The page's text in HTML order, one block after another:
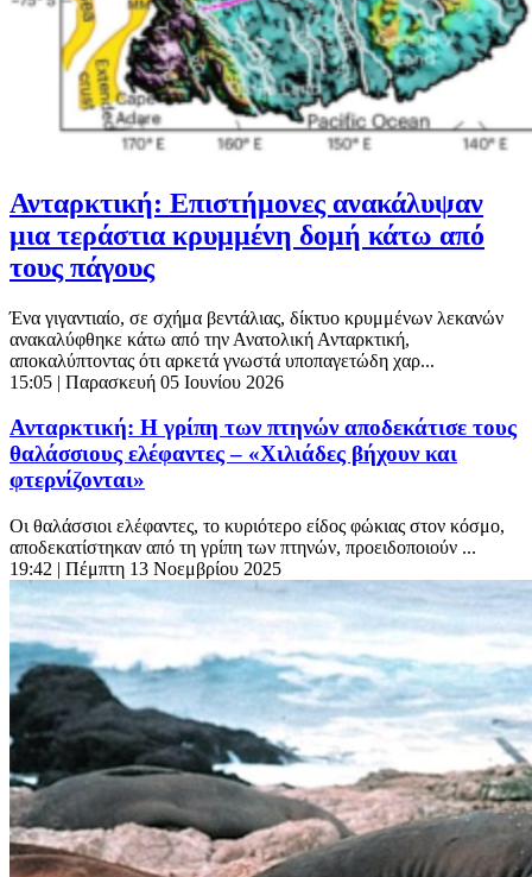
Ανταρκτική: Επιστήμονες ανακάλυψαν
μια τεράστια κρυμμένη δομή κάτω από
τους πάγους
Ένα γιγαντιαίο, σε σχήμα βεντάλιας, δίκτυο κρυμμένων λεκανών
ανακαλύφθηκε κάτω από την Ανατολική Ανταρκτική,
αποκαλύπτοντας ότι αρκετά γνωστά υποπαγετώδη χαρ...
15:05 | Παρασκευή 05 Ιουνίου 2026
Ανταρκτική: Η γρίπη των πτηνών αποδεκάτισε τους
θαλάσσιους ελέφαντες – «Χιλιάδες βήχουν και
φτερνίζονται»
Οι θαλάσσιοι ελέφαντες, το κυριότερο είδος φώκιας στον κόσμο,
αποδεκατίστηκαν από τη γρίπη των πτηνών, προειδοποιούν ...
19:42 | Πέμπτη 13 Νοεμβρίου 2025